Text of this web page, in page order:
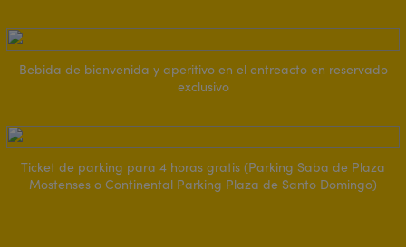
Bebida de bienvenida y aperitivo en el entreacto en reservado
exclusivo
Ticket de parking para 4 horas gratis (Parking Saba de Plaza
Mostenses o Continental Parking Plaza de Santo Domingo)